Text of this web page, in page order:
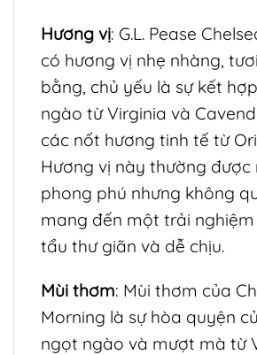
Hương vị: G.L. Pease
có hương vị nhẹ nhàng,
bằng, chủ yếu là sự kết
ngào từ Virginia và
các nốt hương tinh tế từ
Hương vị này thường được
phong phú nhưng không
mang đến một trải
tẩu thư giãn và dễ chịu.
Mùi thơm: Mùi thơm của
Morning là sự hòa quyện
ngọt ngào và mượt mà từ